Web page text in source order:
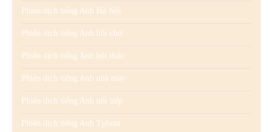
Phiên dịch tiếng Anh Hà Nội
Phiên dịch tiếng Anh hội chợ
Phiên dịch tiếng Anh hội thảo
Phiên dịch tiếng Anh nhà máy
Phiên dịch tiếng Anh nối tiếp
Phiên dịch tiếng Anh Tphcm